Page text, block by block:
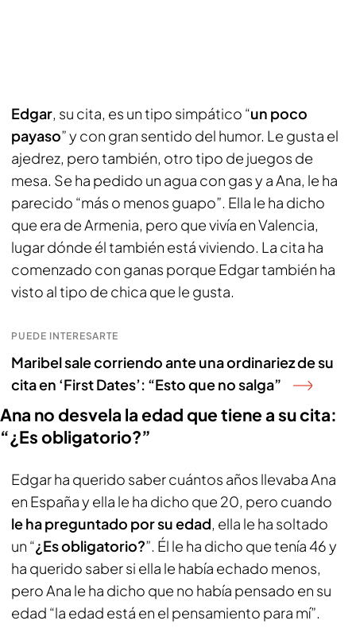
Edgar, su cita, es un tipo simpático “un poco
payaso” y con gran sentido del humor. Le gusta el
ajedrez, pero también, otro tipo de juegos de
mesa. Se ha pedido un agua con gas y a Ana, le ha
parecido “más o menos guapo”. Ella le ha dicho
que era de Armenia, pero que vivía en Valencia,
lugar dónde él también está viviendo. La cita ha
comenzado con ganas porque Edgar también ha
visto al tipo de chica que le gusta.
PUEDE INTERESARTE
Maribel sale corriendo ante una ordinariez de su
cita en ‘First Dates’: “Esto que no salga”
Ana no desvela la edad que tiene a su cita:
“¿Es obligatorio?”
Edgar ha querido saber cuántos años llevaba Ana
en España y ella le ha dicho que 20, pero cuando
le ha preguntado por su edad, ella le ha soltado
un “¿Es obligatorio?”. Él le ha dicho que tenía 46 y
ha querido saber si ella le había echado menos,
pero Ana le ha dicho que no había pensado en su
edad “la edad está en el pensamiento para mí”.